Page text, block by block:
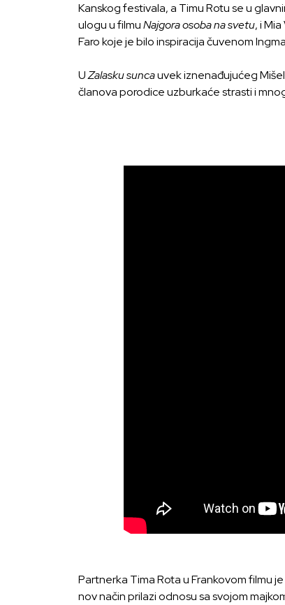
Kanskog festivala, a Timu Rotu se u
ulogu u filmuNajgora osoba na svetu, i
Faro koje je bilo inspiracija čuvenom
UZalasku suncauvek iznenađujućeg
članova porodice uzburkaće strasti i
Partnerka Tima Rota u Frankovom filmu
nov način prilazi odnosu sa svojom